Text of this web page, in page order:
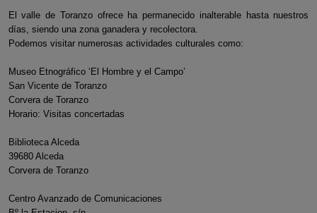
El valle de Toranzo ofrece ha permanecido inalterable hasta nuestros
días, siendo una zona ganadera y recolectora.
Podemos visitar numerosas actividades culturales como:
Museo Etnográfico ‘El Hombre y el Campo’
San Vicente de Toranzo
Corvera de Toranzo
Horario: Visitas concertadas
Biblioteca Alceda
39680 Alceda
Corvera de Toranzo
Centro Avanzado de Comunicaciones